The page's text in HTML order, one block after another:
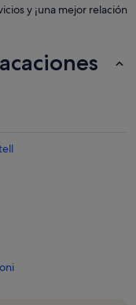
y ¡una mejor relación